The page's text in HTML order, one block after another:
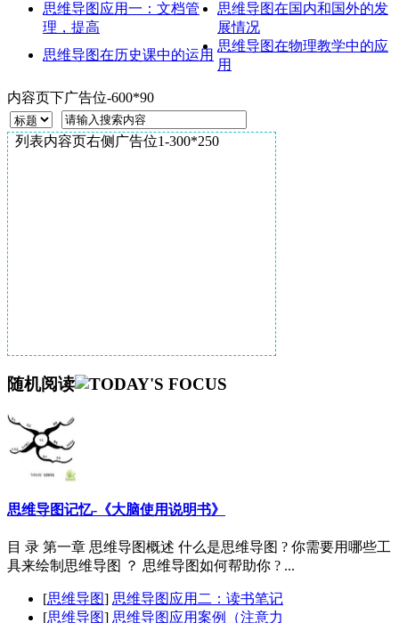
思维导图应用一：文档管
理，提高
思维导图在国内和国外的发
展情况
思维导图在历史课中的运用
思维导图在物理教学中的应
用
内容页下广告位-600*90
列表内容页右侧广告位1-300*250
随机阅读
思维导图记忆-《大脑使用说明书》
目 录 第一章 思维导图概述 什么是思维导图 ? 你需要用哪些工
具来绘制思维导图 ？ 思维导图如何帮助你 ? ...
[思维导图] 思维导图应用二：读书笔记
[思维导图] 思维导图应用案例（注意力